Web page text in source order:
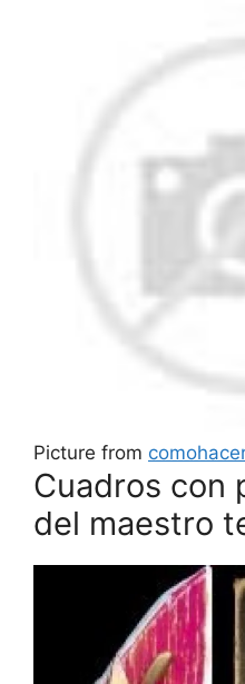
Picture from
Cuadros con
del maestro